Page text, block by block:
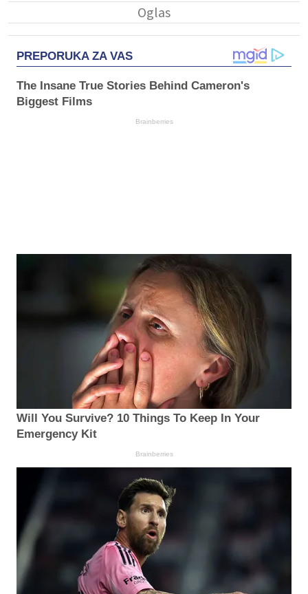
PREPORUKA ZA VAS
The Insane True Stories Behind Cameron's
Biggest Films
Brainberries
Will You Survive? 10 Things To Keep In Your
Emergency Kit
Brainberries